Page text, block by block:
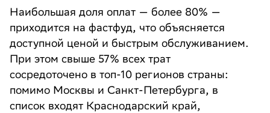
Наибольшая доля оплат — более 80% —
приходится на фастфуд, что объясняется
доступной ценой и быстрым обслуживанием.
При этом свыше 57% всех трат
сосредоточено в топ-10 регионов страны:
помимо Москвы и Санкт-Петербурга, в
список входят Краснодарский край,